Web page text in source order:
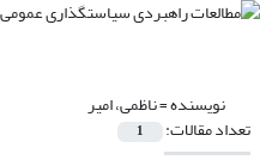
نویسنده =ناظمی، امیر
تعداد مقالات: 1